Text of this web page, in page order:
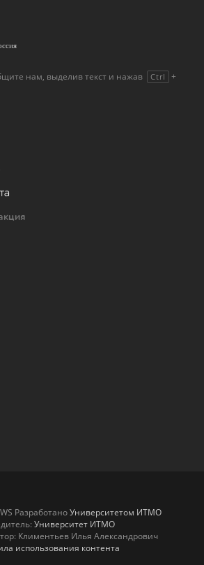
нам, выделив текст и нажав Ctrl +
РазработаноУниверситетом ИТМО
Университет ИТМО
Климентьев Илья Александрович
использования контента